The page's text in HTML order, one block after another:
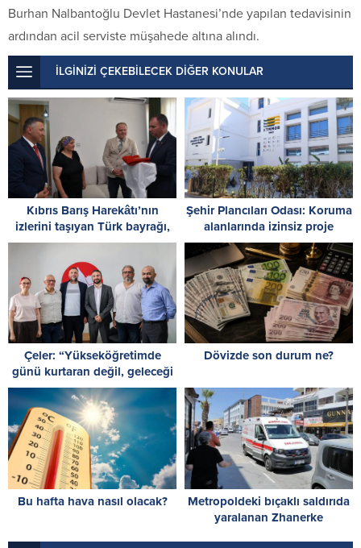
Burhan Nalbantoğlu Devlet Hastanesi’nde yapılan tedavisinin
ardından acil serviste müşahede altına alındı.
İLGİNİZİ ÇEKEBİLECEK DİĞER KONULAR
Kıbrıs Barış Harekâtı’nın
izlerini taşıyan Türk bayrağı,
restorasyon ve konservasyon
sürecine alındı
Şehir Plancıları Odası: Koruma
alanlarında izinsiz proje
uygulamalarına son verilmeli
Çeler: “Yükseköğretimde
günü kurtaran değil, geleceği
planlayan politikalara ihtiyaç
var”
Dövizde son durum ne?
Bu hafta hava nasıl olacak?
Metropoldeki bıçaklı saldırıda
yaralanan Zhanerke